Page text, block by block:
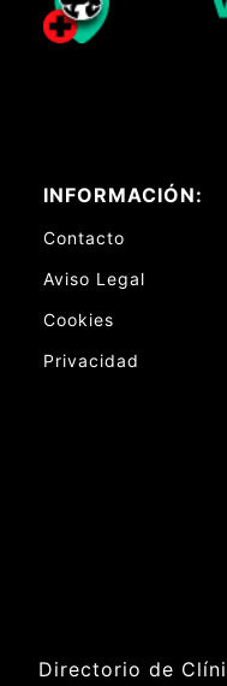
INFORMACIÓN:
Contacto
Aviso Legal
Cookies
Privacidad
Directorio de